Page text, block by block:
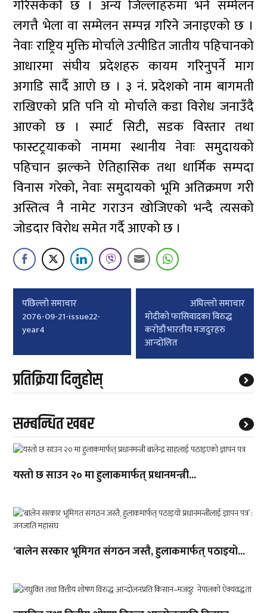
गरिसकेको छ । अन्य जिल्लाहरुमा भने सम्मेलन
लगत्तै भेला वा सम्मेलन सम्पन्न गरिने जनाइएको छ ।
नेवाः राष्ट्रिय मुक्ति मोर्चाले उत्पीडित जातीय पहिचानको
आधारमा संघीय प्रदेशहरु कायम गरिनुपर्ने माग
अगाडि सार्दै आएो छ । ३ नं. प्रदेशको नाम बागमती
राखिएको प्रति पनि यो मोर्चाले कडा विरोध जनाउँदै
आएको छ । स्मार्ट सिटी, सडक विस्तार तथा
फास्टट्रयाकको नाममा स्थानीय नेवाः समुदायको
पहिचान झल्कने ऐतिहासिक तथा धार्मिक सम्पदा
विनास गरेको, नेवाः समुदायको भूमि अतिक्रमण गरी
अस्तित्व नै नामेट गराउन खोजिएको भन्दै त्यसको
जोडदार विरोध समेत गर्दै आएको छ ।
Post
navigation
पछिल्लाे समाचार
2076-09-21-issue22-
year4
अघिल्लाे समाचार
मोदीको फासिवादका विरुद्ध
करोडौं भारतीय मजदुरहरु
आन्दोलित
प्रतिक्रिया दिनुहोस्
सम्बन्धित खबर
यस्तो छ साउन २० मा हुलाकमार्फत् प्रधानमन्त्री...
‘बालेन सरकार भूमिगत संगठन जस्तै, हुलाकमार्फत् पठाइयो...